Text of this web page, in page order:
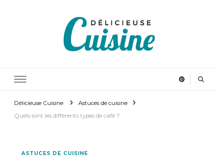
Délicieuse Cuisine
Astuces de cuisine
Quels sont les différents types de café ?
ASTUCES DE CUISINE